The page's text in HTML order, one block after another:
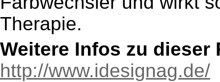
Therapie.
Weitere Infos zu dieser
http://www.idesignag.de/